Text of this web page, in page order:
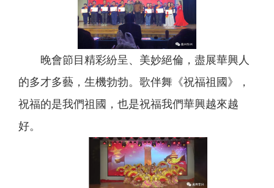
晚會節目精彩紛呈、美妙絕倫，盡展華興人
的多才多藝，生機勃勃。歌伴舞《祝福祖國》，
祝福的是我們祖國，也是祝福我們華興越來越
好。